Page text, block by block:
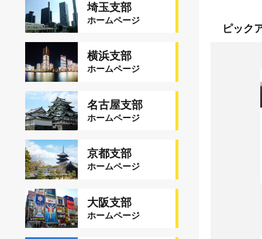
埼玉支部
ホームページ
横浜支部
ホームページ
名古屋支部
ホームページ
京都支部
ホームページ
大阪支部
ホームページ
ピック